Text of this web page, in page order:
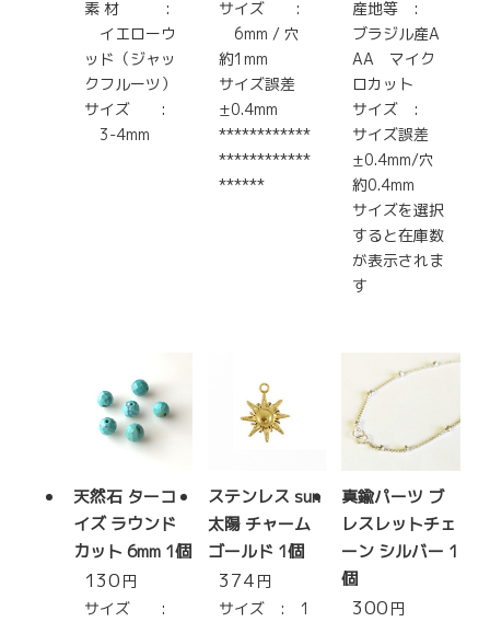
素 材 :
イエローウ
ッド（ジャッ
クフルーツ）
サイズ :
3-4mm
サイズ :
6mm / 穴
約1mm
サイズ誤差
±0.4mm
************
************
******
産地等 :
ブラジル産A
AA マイク
ロカット
サイズ :
サイズ誤差
±0.4mm/穴
約0.4mm
サイズを選択
すると在庫数
が表示されま
す
天然石 ターコ
イズ ラウンド
カット 6mm 1個
130 円
サイズ :
ステンレス sun
太陽 チャーム
ゴールド 1個
374 円
サイズ : 1
真鍮パーツ ブ
レスレットチェ
ーン シルバー 1
個
300 円